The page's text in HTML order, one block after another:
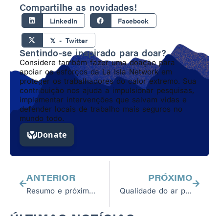
Compartilhe as novidades!
LinkedIn Facebook
𝕏 - Twitter
Sentindo-se inspirado para doar?
Considere também fazer uma doação para
apoiar os esforços da La Isla Network em
proteger os trabalhadores do calor extremo. Sua
contribuição nos ajuda a impulsionar pesquisas,
implementar intervenções que salvam vidas e
defender locais de trabalho mais seguros no
mundo todo.
ANTERIOR
Resumo e próximos passos: Workshops P4C na Guatemala, El Salvador e Honduras
PRÓXIMO
Qualidade do ar perigosa leva à reflexão sobre a segurança dos trabalhadores